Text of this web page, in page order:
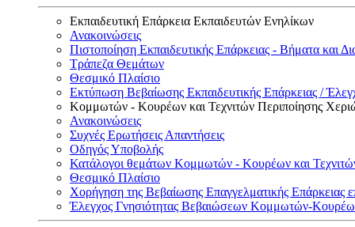
Εκπαιδευτική Επάρκεια Εκπαιδευτών Ενηλίκων
Ανακοινώσεις
Πιστοποίηση Εκπαιδευτικής Επάρκειας - Βήματα και
Τράπεζα Θεμάτων
Θεσμικό Πλαίσιο
Εκτύπωση Βεβαίωσης Εκπαιδευτικής Επάρκειας /
Κομμωτών - Κουρέων και Τεχνιτών Περιποίησης
Ανακοινώσεις
Συχνές Ερωτήσεις Απαντήσεις
Οδηγός Υποβολής
Κατάλογοι θεμάτων Κομμωτών - Κουρέων και
Θεσμικό Πλαίσιο
Χορήγηση της Βεβαίωσης Επαγγελματικής
Έλεγχος Γνησιότητας Βεβαιώσεων Κομμωτών-